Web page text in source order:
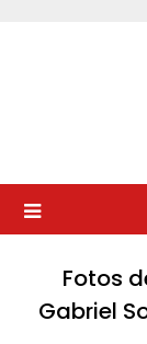
Fotos
Gabriel